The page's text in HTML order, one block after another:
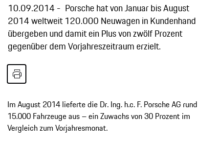
10.09.2014
Porsche hat von Januar bis August
2014 weltweit 120.000 Neuwagen in Kundenhand
übergeben und damit ein Plus von zwölf Prozent
gegenüber dem Vorjahreszeitraum erzielt.
Im August 2014 lieferte die Dr. Ing. h.c. F. Porsche AG rund
15.000 Fahrzeuge aus – ein Zuwachs von 30 Prozent im
Vergleich zum Vorjahresmonat.